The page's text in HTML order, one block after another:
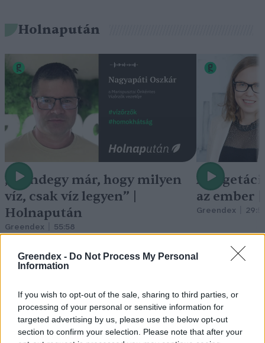
Greendex - Do Not Process My Personal
Information
If you wish to opt-out of the sale, sharing to third parties, or
processing of your personal or sensitive information for
targeted advertising by us, please use the below opt-out
section to confirm your selection. Please note that after your
Holnapután
„Mindegy már, hogy milyen
víz, csak víz legyen” |
Holnapután
Greendex 55:58
A
az ember
Greendex
Vitorlavirág – Így lesz gyönyörű
a te lakásodban is